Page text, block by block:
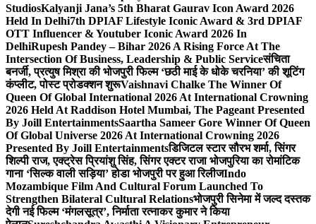
StudiosKalyanji Jana’s 5th Bharat Gaurav Icon Award 2026
Held In Delhi7th DPIAF Lifestyle Iconic Award & 3rd DPIAF
OTT Influencer & Youtuber Iconic Award 2026 In
DelhiRupesh Pandey – Bihar 2026 A Rising Force At The
Intersection Of Business, Leadership & Public Serviceसंचिता
बनर्जी, प्रत्युष मिश्रा की भोजपुरी फिल्म ‘छठी माई के धोके चरनिया’ की शूटिंग
कंप्लीट, पोस्ट प्रोडक्शन शुरूVaishnavi Chalke The Winner Of
Queen Of Global International 2026 At International Crowning
2026 Held At Raddison Hotel Mumbai, The Pageant Presented
By Joill EntertainmentsSaartha Sameer Gore Winner Of Queen
Of Global Universe 2026 At International Crowning 2026
Presented By Joill Entertainmentsडिजिटल स्टार सौरभ शर्मा, सिंगर
शिल्पी राज, एक्ट्रेस प्रियांशु सिंह, सिंगर एक्टर राजा भोजपुरिया का रोमांटिक
गाना ‘सिल्क वाली सड़िया’ होडा भोजपुरी पर हुआ रिलीजIndo
Mozambique Film And Cultural Forum Launched To
Strengthen Bilateral Cultural Relationsभोजपुरी सिनेमा में जल्द दस्तक
देगी नई फिल्म ‘मंगलसूत्र’, निर्माता रत्नाकर कुमार ने किया